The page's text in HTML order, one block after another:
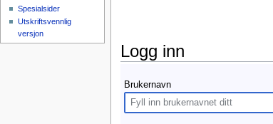
Logg inn
Brukernavn
Spesialsider
Utskriftsvennlig
versjon